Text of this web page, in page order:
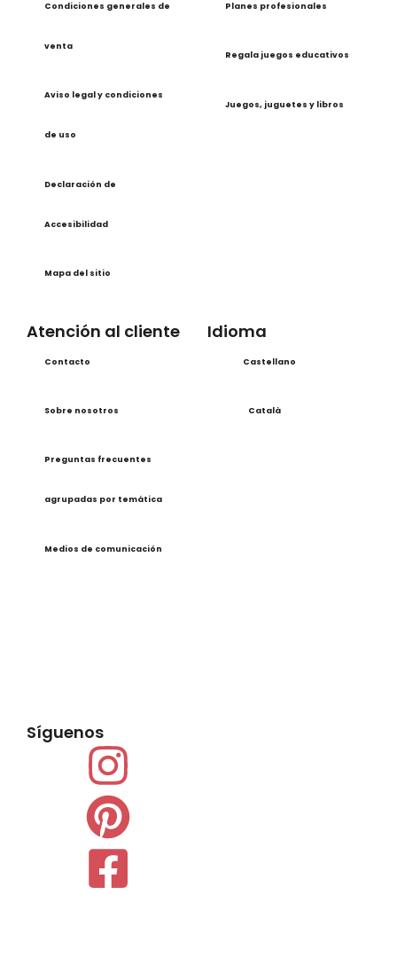
Condiciones generales de
venta
Aviso legal y condiciones
de uso
Declaración de
Accesibilidad
Mapa del sitio
Planes profesionales
Regala juegos educativos
Juegos, juguetes y libros
Atención al cliente
Contacto
Sobre nosotros
Preguntas frecuentes
agrupadas por temática
Medios de comunicación
Idioma
Castellano
Català
Síguenos